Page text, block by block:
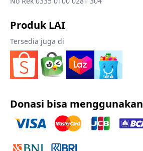
Produk LAI
Tersedia juga di
Donasi bisa menggunakan